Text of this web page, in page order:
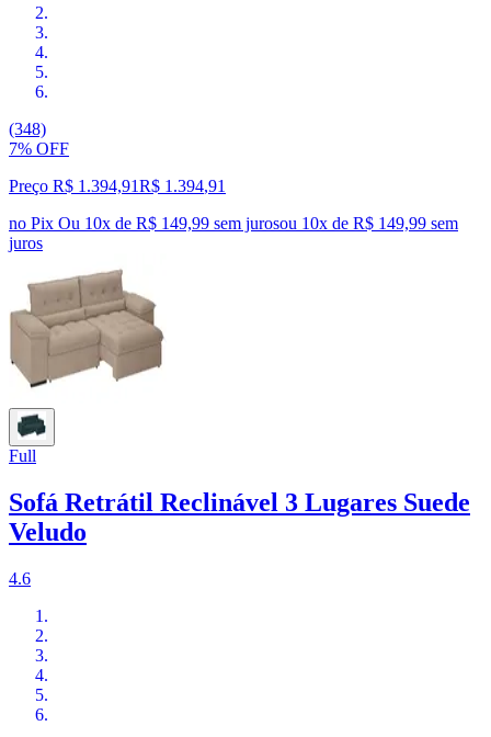
(348)
7% OFF
Preço R$ 1.394,91R$ 1.394,91
no Pix Ou 10x de R$ 149,99 sem jurosou 10x de R$ 149,99 sem
juros
Full
Sofá Retrátil Reclinável 3 Lugares Suede
Veludo
4.6